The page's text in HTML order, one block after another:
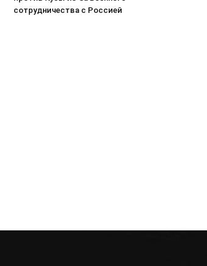
сотрудничества с Россией